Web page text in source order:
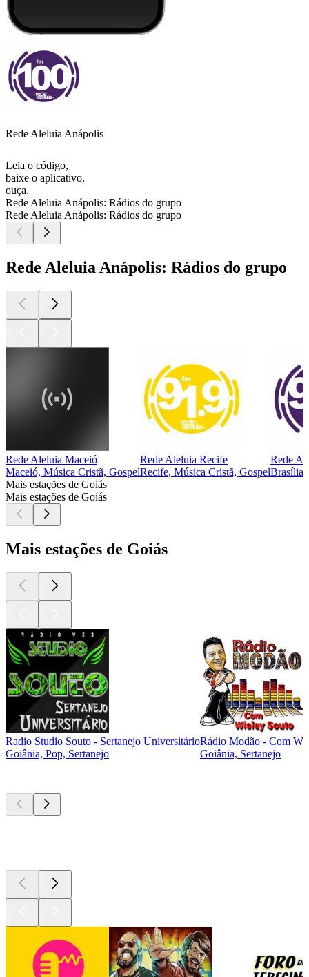
Rede Aleluia Anápolis
Leia o código,
baixe o aplicativo,
ouça.
Rede Aleluia Anápolis: Rádios do grupo
Rede Aleluia Anápolis: Rádios do grupo
Rede Aleluia Anápolis: Rádios do grupo
Rede Aleluia Maceió
Maceió, Música Cristã, Gospel
Rede Aleluia Recife
Recife, Música Cristã, Gospel
Rede
Brasília,
Mais estações de Goiás
Mais estações de Goiás
Mais estações de Goiás
Radio Studio Souto - Sertanejo Universitário
Goiânia, Pop, Sertanejo
Rádio Modão - Com
Goiânia, Sertanejo